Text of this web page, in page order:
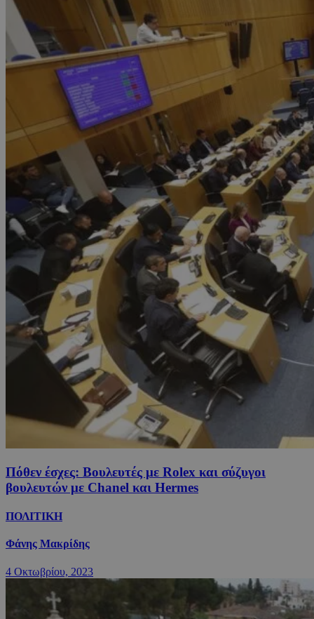
Πόθεν έσχες: Βουλευτές με Rolex και σύζυγοι
βουλευτών με Chanel και Hermes
ΠΟΛΙΤΙΚΗ
Φάνης Μακρίδης
4 Οκτωβρίου, 2023